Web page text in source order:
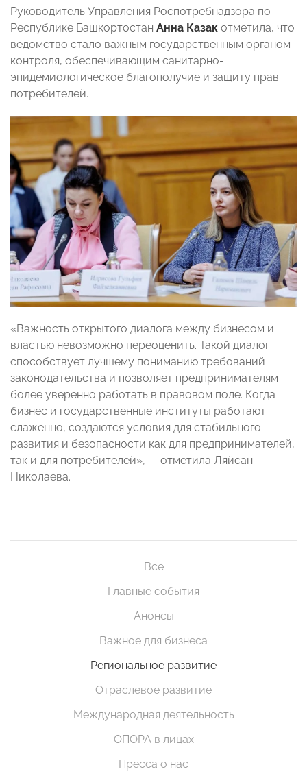
Руководитель Управления Роспотребнадзора по
Республике Башкортостан Анна Казак отметила, что
ведомство стало важным государственным органом
контроля, обеспечивающим санитарно-
эпидемиологическое благополучие и защиту прав
потребителей.
«Важность открытого диалога между бизнесом и
властью невозможно переоценить. Такой диалог
способствует лучшему пониманию требований
законодательства и позволяет предпринимателям
более уверенно работать в правовом поле. Когда
бизнес и государственные институты работают
слаженно, создаются условия для стабильного
развития и безопасности как для предпринимателей,
так и для потребителей», — отметила Ляйсан
Николаева.
Все
Главные события
Анонсы
Важное для бизнеса
Региональное развитие
Отраслевое развитие
Международная деятельность
ОПОРА в лицах
Пресса о нас